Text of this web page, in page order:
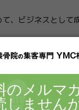
、ビジネスとして
選手の人間性であ
動画で公開してて